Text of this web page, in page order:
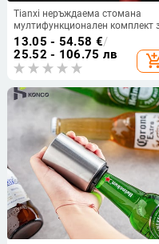
Tianxi неръждаема стомана
мултифункционален комплект
отваряне на бутилки за вино и
бира – персонализиран за
домашна употреба
13.05 - 54.58 €/
25.52 - 106.75 лв